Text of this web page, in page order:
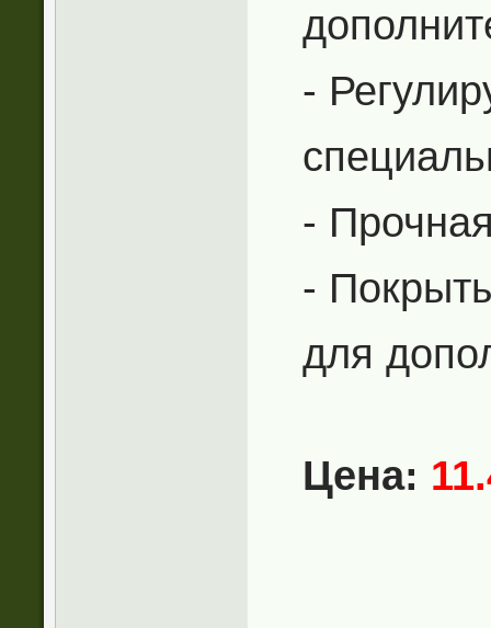
-
-
-
для
Цена: